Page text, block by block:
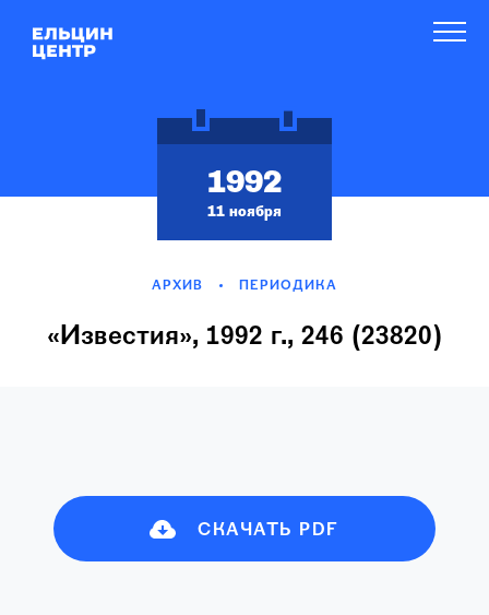
1992
11 ноября
АРХИВ ПЕРИОДИКА
«Известия», 1992 г., 246 (23820)
СКАЧАТЬ PDF